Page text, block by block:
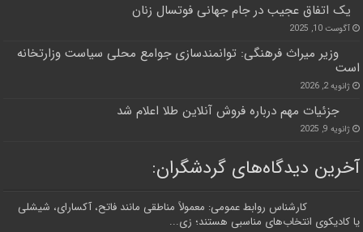
یک اتفاق عجیب در جام جهانی فوتسال زنان
آگوست 10, 2025
وزیر میراث فرهنگی: توانمندسازی جوامع محلی سیاست‌ وزارتخانه
است
ژانویه 2, 2026
جزئیات مهم درباره فروش آنلاین طلا اعلام شد
ژانویه 9, 2025
آخرین دیدگاه‌های گردشگران:
کارشناس روابط عمومی: معمولاً مناطقی مانند فاتح، آکسارای، شیشلی
یا کادیکوی انتخاب‌های مناسبی هستند؛ زی...